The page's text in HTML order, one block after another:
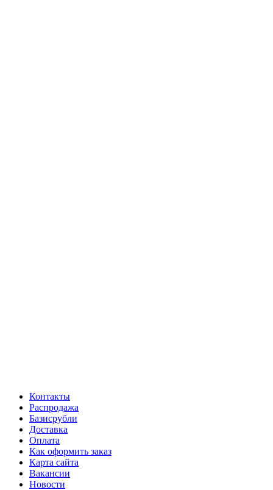
Контакты
Распродажа
Базисрубли
Доставка
Оплата
Как оформить заказ
Карта сайта
Вакансии
Новости